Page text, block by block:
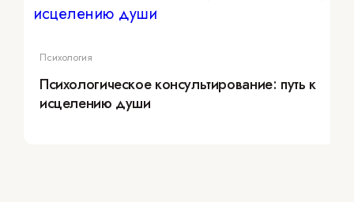
Психология
Психологическое консультирование: путь к
исцелению души